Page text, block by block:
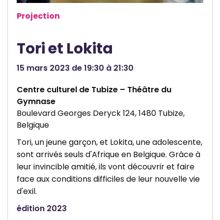
r
c
l
u
r
e
l
e
Projection
Tori et Lokita
15 mars 2023 de 19:30 à 21:30
Centre culturel de Tubize – Théâtre du
Gymnase
Boulevard Georges Deryck 124, 1480 Tubize,
Belgique
Tori, un jeune garçon, et Lokita, une adolescente,
sont arrivés seuls d'Afrique en Belgique. Grâce à
leur invincible amitié, ils vont découvrir et faire
face aux conditions difficiles de leur nouvelle vie
d'exil.
édition 2023